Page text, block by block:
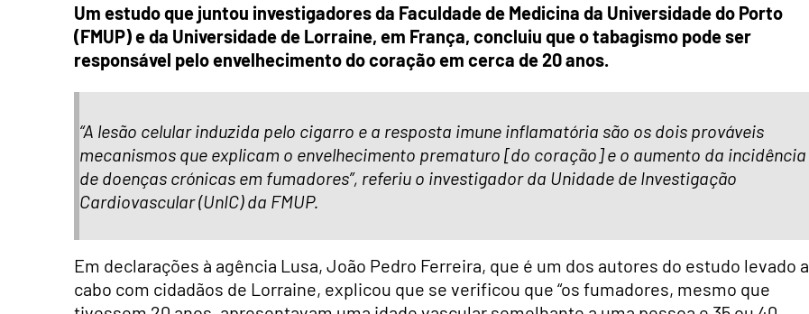
Um estudo que juntou investigadores da Faculdade de Medicina da Universidade do Porto
(FMUP) e da Universidade de Lorraine, em França, concluiu que o tabagismo pode ser
responsável pelo envelhecimento do coração em cerca de 20 anos.
“A lesão celular induzida pelo cigarro e a resposta imune inflamatória são os dois prováveis
mecanismos que explicam o envelhecimento prematuro [do coração] e o aumento da incidência
de doenças crónicas em fumadores”, referiu o investigador da Unidade de Investigação
Cardiovascular (UnIC) da FMUP.
Em declarações à agência Lusa, João Pedro Ferreira, que é um dos autores do estudo levado a
cabo com cidadãos de Lorraine, explicou que se verificou que “os fumadores, mesmo que